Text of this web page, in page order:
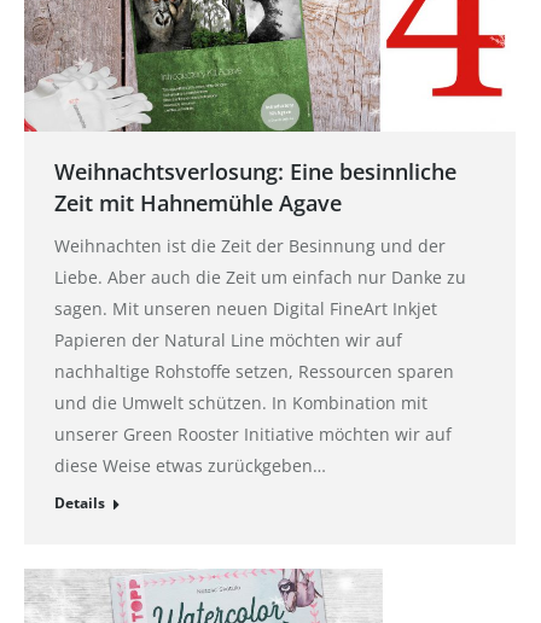
Weihnachtsverlosung: Eine besinnliche
Zeit mit Hahnemühle Agave
Weihnachten ist die Zeit der Besinnung und der
Liebe. Aber auch die Zeit um einfach nur Danke zu
sagen. Mit unseren neuen Digital FineArt Inkjet
Papieren der Natural Line möchten wir auf
nachhaltige Rohstoffe setzen, Ressourcen sparen
und die Umwelt schützen. In Kombination mit
unserer Green Rooster Initiative möchten wir auf
diese Weise etwas zurückgeben…
Details